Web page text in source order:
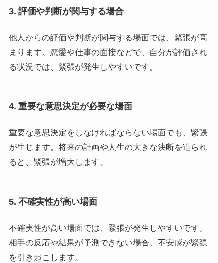
3. 評価や判断が関与する場合
他人からの評価や判断が関与する場面では、緊張が高
まります。恋愛や仕事の面接などで、自分が評価され
る状況では、緊張が発生しやすいです。
4. 重要な意思決定が必要な場面
重要な意思決定をしなければならない場面でも、緊張
が生じます。将来の計画や人生の大きな決断を迫られ
ると、緊張が増大します。
5. 不確実性が高い場面
不確実性が高い場面では、緊張が発生しやすいです。
相手の反応や結果が予測できない場合、不安感が緊張
を引き起こします。